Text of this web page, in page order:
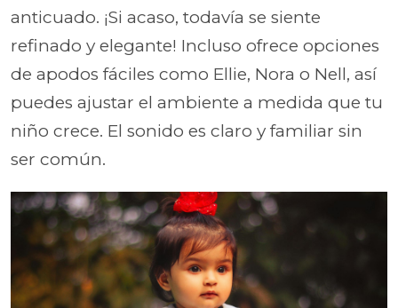
anticuado. ¡Si acaso, todavía se siente
refinado y elegante! Incluso ofrece opciones
de apodos fáciles como Ellie, Nora o Nell, así
puedes ajustar el ambiente a medida que tu
niño crece. El sonido es claro y familiar sin
ser común.